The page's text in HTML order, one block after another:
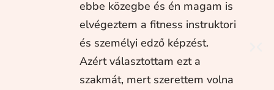
ebbe közegbe és én magam is
elvégeztem a fitness instruktori
és személyi edző képzést.
Azért választottam ezt a
szakmát, mert szerettem volna